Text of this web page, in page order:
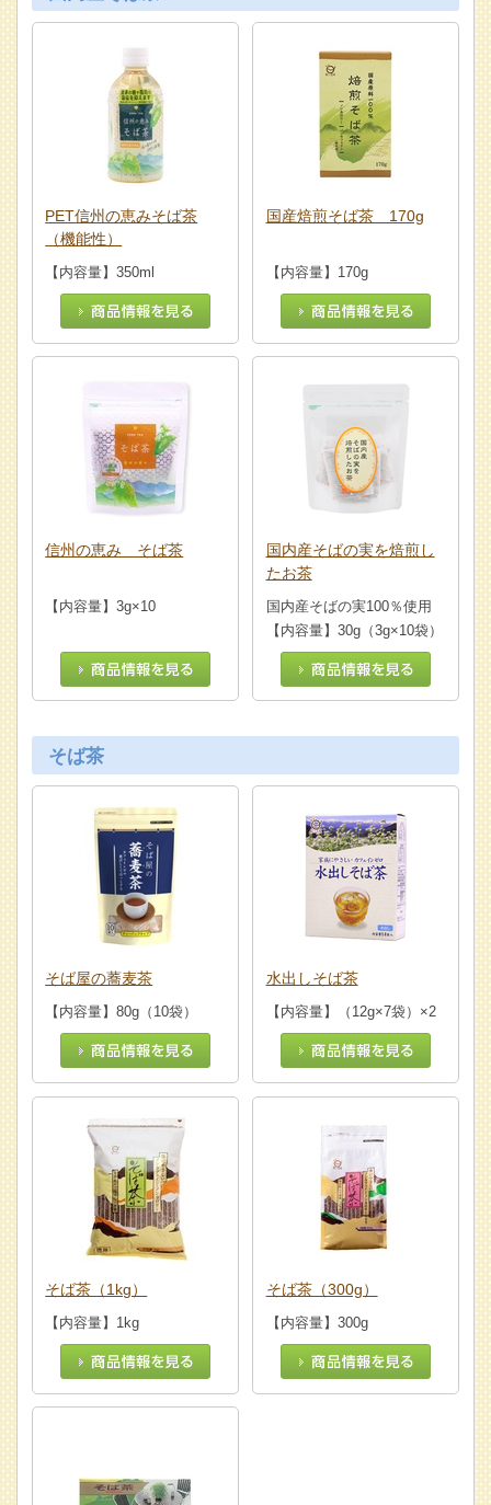
PET信州の恵みそば茶
（機能性）
【内容量】350ml
国産焙煎そば茶 170g
【内容量】170g
信州の恵み そば茶
【内容量】3g×10
国内産そばの実を焙煎し
たお茶
国内産そばの実100％使用
【内容量】30g（3g×10袋）
そば茶
そば屋の蕎麦茶
【内容量】80g（10袋）
水出しそば茶
【内容量】（12g×7袋）×2
そば茶（1kg）
【内容量】1kg
そば茶（300g）
【内容量】300g